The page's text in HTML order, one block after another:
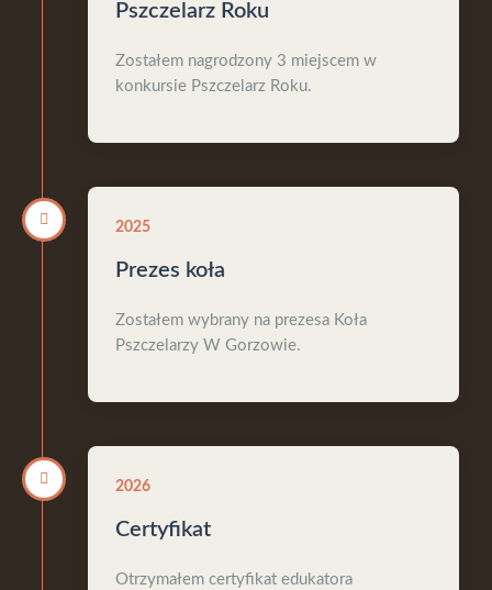
Pszczelarz Roku
Zostałem nagrodzony 3 miejscem w
konkursie Pszczelarz Roku.
2025
Prezes koła
Zostałem wybrany na prezesa Koła
Pszczelarzy W Gorzowie.
2026
Certyfikat
Otrzymałem certyfikat edukatora